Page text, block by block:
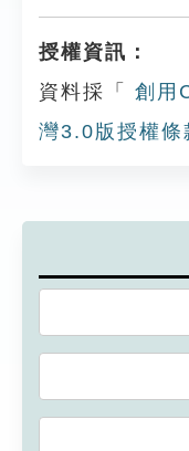
授權資訊：
資料採「
創用
灣3.0版授權條